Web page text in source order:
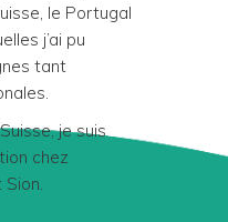
le Portugal
j’ai pu
tant
je suis
chez